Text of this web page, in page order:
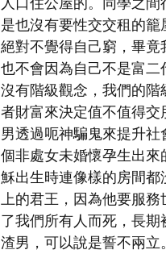
是也沒有要性交交租的
絕對不覺得自己窮，畢
也不會因為自己不是富
沒有階級觀念，我們的
者財富來決定值不值得
男透過呃神騙鬼來提升
個非處女未婚懷孕生出
穌出生時連像樣的房間
上的君王，因為他要服
了我們所有人而死，長
渣男，可以說是誓不兩立。